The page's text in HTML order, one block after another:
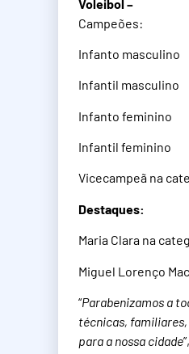
Voleibol –
Campeões:
Infanto masculino
Infantil masculino
Infanto feminino
Infantil feminino
Vicecampeã na
Destaques:
Maria Clara na
Miguel Lorenço
“Parabenizamos a
técnicas, familiares,
para a nossa cidade